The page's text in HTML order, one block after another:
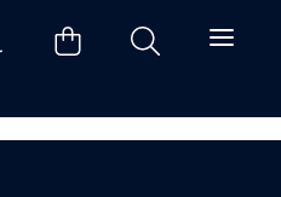
di Napoli